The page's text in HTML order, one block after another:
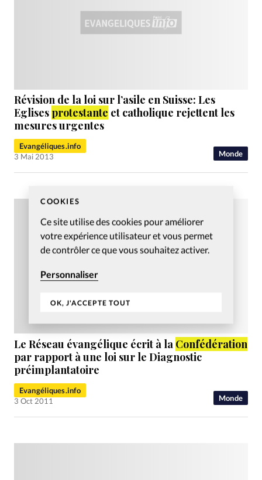
COOKIES
Ce site utilise des cookies pour améliorer
votre expérience utilisateur et vous permet
de contrôler ce que vous souhaitez activer.
Personnaliser
OK, J'ACCEPTE TOUT
Monde
Révision de la loi sur l’asile en Suisse: Les
Eglises protestante et catholique rejettent les
mesures urgentes
Evangéliques.info
3 Mai 2013
Monde
Le Réseau évangélique écrit à la Confédération
par rapport à une loi sur le Diagnostic
préimplantatoire
Evangéliques.info
3 Oct 2011